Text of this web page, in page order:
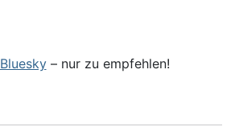
Bluesky– nur zu empfehlen!